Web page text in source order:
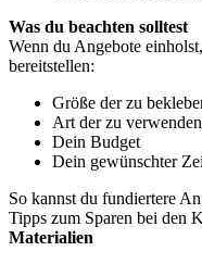
Was du beachten solltest
Wenn du Angebote
bereitstellen:
Größe der zu
Art der zu
Dein Budget
Dein gewünschter
So kannst du fundiertere
Tipps zum Sparen bei den
Materialien